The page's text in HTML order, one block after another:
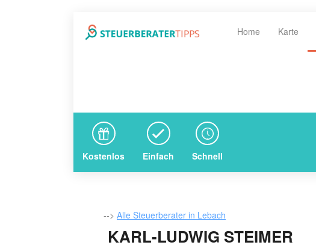
Home Karte
Kostenlos Einfach Schnell
--> Alle Steuerberater in Lebach
KARL-LUDWIG STEIMER